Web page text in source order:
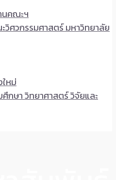
นคณะฯ
วิศวกรรมศาสตร์ มหาวิทยาลัย
หม่
กษา วิทยาศาสตร์ วิจัยและ